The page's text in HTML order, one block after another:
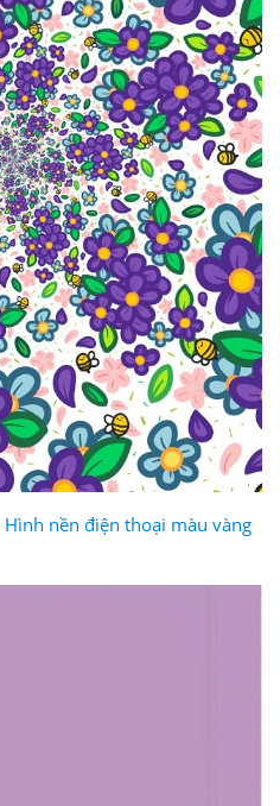
Hình nền điện thoại màu vàng